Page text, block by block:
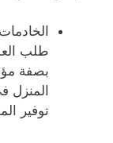
طلب
بصفة
المنزل
توفير